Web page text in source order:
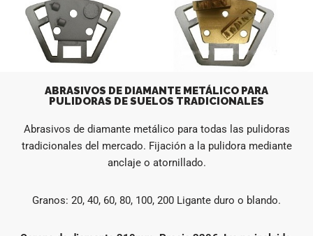
ABRASIVOS DE DIAMANTE METÁLICO PARA
PULIDORAS DE SUELOS TRADICIONALES
Abrasivos de diamante metálico para todas las pulidoras
tradicionales del mercado. Fijación a la pulidora mediante
anclaje o atornillado.
Granos: 20, 40, 60, 80, 100, 200 Ligante duro o blando.